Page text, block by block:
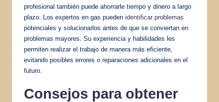
profesional también puede ahorrarle tiempo y dinero a largo
plazo. Los expertos en gas pueden identificar problemas
potenciales y solucionarlos antes de que se conviertan en
problemas mayores. Su experiencia y habilidades les
permiten realizar el trabajo de manera más eficiente,
evitando posibles errores o reparaciones adicionales en el
futuro.
Consejos para obtener